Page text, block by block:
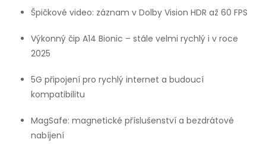
Špičkové video: záznam v Dolby Vision HDR až 60 FPS
Výkonný čip A14 Bionic – stále velmi rychlý i v roce
2025
5G připojení pro rychlý internet a budoucí
kompatibilitu
MagSafe: magnetické příslušenství a bezdrátové
nabíjení